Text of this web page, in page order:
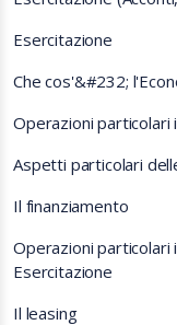
Esercitazione
Che cos'&#232;
Operazioni particolari
Aspetti particolari
Il finanziamento
Operazioni particolari
Esercitazione
Il leasing